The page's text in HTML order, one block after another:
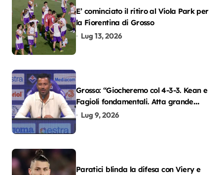
E’ cominciato il ritiro al Viola Park per
la Fiorentina di Grosso
Lug 13, 2026
Grosso: “Giocheremo col 4-3-3. Kean e
Fagioli fondamentali. Atta grande
colpo”
Lug 9, 2026
Paratici blinda la difesa con Viery e